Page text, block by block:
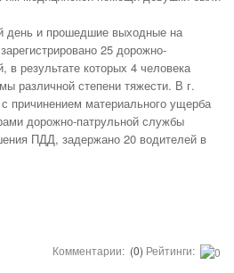
день и прошедшие выходные на
25 дорожно-
в результате которых 4 человека
различной степени тяжести. В г.
причинением материального ущерба
дорожно-патрульной службы
ПДД, задержано 20 водителей в
Комментарии: (0) Рейтинги: